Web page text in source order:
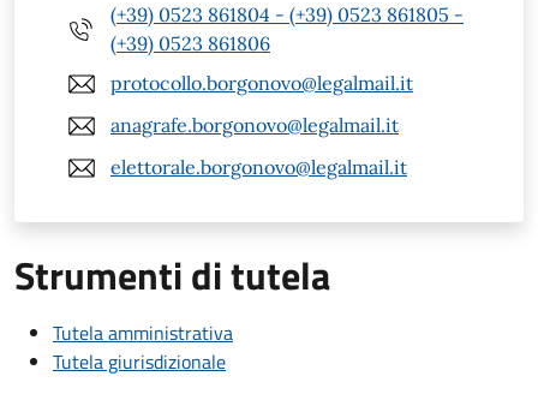
(+39) 0523 861804 - (+39) 0523 861805 -
(+39) 0523 861806
protocollo.borgonovo@legalmail.it
anagrafe.borgonovo@legalmail.it
elettorale.borgonovo@legalmail.it
Strumenti di tutela
Tutela amministrativa
Tutela giurisdizionale